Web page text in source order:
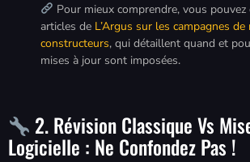
Pour mieux comprendre, vous
articles de L’Argus sur les campagnes de
constructeurs, qui détaillent quand et
mises à jour sont imposées.
2. Révision Classique Vs
Logicielle : Ne Confondez Pas !